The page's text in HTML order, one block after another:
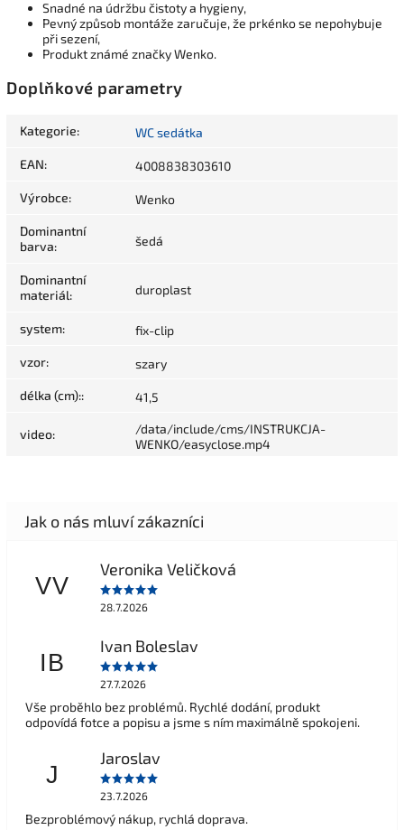
Snadné na údržbu čistoty a hygieny,
Pevný způsob montáže zaručuje, že prkénko se nepohybuje
při sezení,
Produkt známé značky Wenko.
Doplňkové parametry
Kategorie: WC sedátka
EAN: 4008838303610
Výrobce: Wenko
Dominantní
barva: šedá
Dominantní
materiál: duroplast
system: fix-clip
vzor: szary
délka (cm):: 41,5
video:
/data/include/cms/INSTRUKCJA-
WENKO/easyclose.mp4
VV
Veronika Veličková
28.7.2026
IB
Ivan Boleslav
27.7.2026
Vše proběhlo bez problémů. Rychlé dodání, produkt
odpovídá fotce a popisu a jsme s ním maximálně spokojeni.
J
Jaroslav
23.7.2026
Bezproblémový nákup, rychlá doprava.